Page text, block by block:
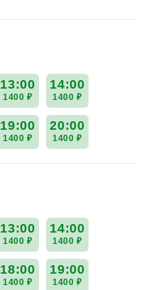
13:00
1400 ₽
14:00
1400 ₽
19:00
1400 ₽
20:00
1400 ₽
13:00
1400 ₽
14:00
1400 ₽
18:00
1400 ₽
19:00
1400 ₽